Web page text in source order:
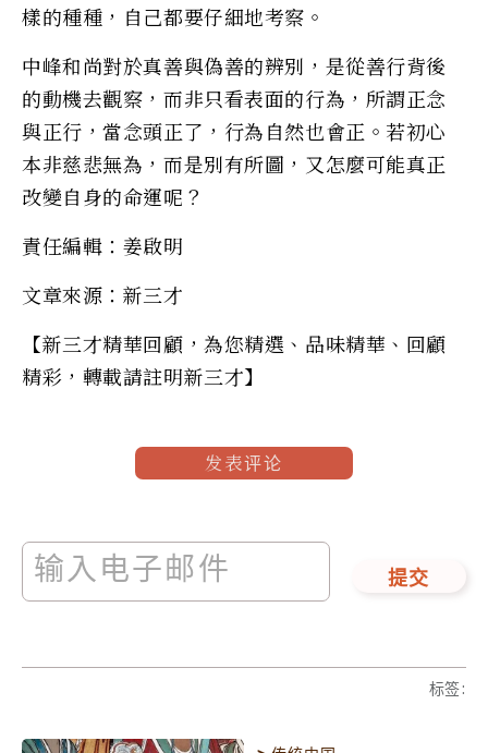
樣的種種，自己都要仔細地考察。
中峰和尚對於真善與偽善的辨別，是從善行背後
的動機去觀察，而非只看表面的行為，所謂正念
與正行，當念頭正了，行為自然也會正。若初心
本非慈悲無為，而是別有所圖，又怎麼可能真正
改變自身的命運呢？
責任編輯：姜啟明
文章來源：新三才
【新三才精華回顧，為您精選、品味精華、回顧
精彩，轉載請註明新三才】
发表评论
提交
标签: